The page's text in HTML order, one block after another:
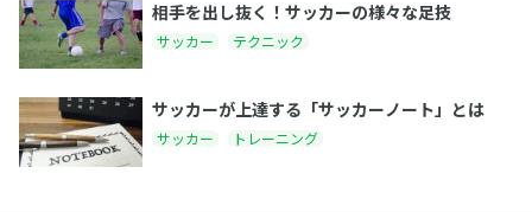
相手を出し抜く！サッカーの様々な足技
サッカー テクニック
サッカーが上達する「サッカーノート」とは
サッカー トレーニング